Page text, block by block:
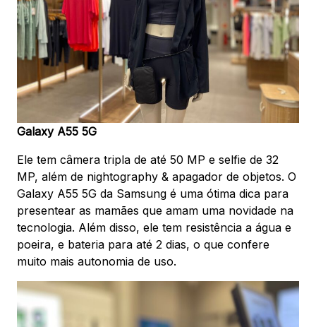
Galaxy A55 5G
Ele tem câmera tripla de até 50 MP e selfie de 32
MP, além de nightography & apagador de objetos. O
Galaxy A55 5G da Samsung é uma ótima dica para
presentear as mamães que amam uma novidade na
tecnologia. Além disso, ele tem resistência a água e
poeira, e bateria para até 2 dias, o que confere
muito mais autonomia de uso.